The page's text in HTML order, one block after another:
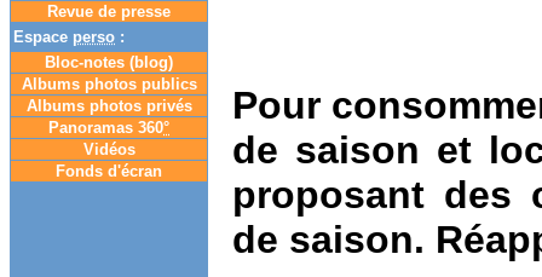
Revue de presse
Espace perso :
Bloc-notes (blog)
Albums photos publics
Albums photos privés
Panoramas 360°
Vidéos
Fonds d'écran
Pour
de saison et
proposant des
de saison.